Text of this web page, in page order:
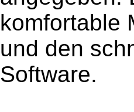
komfortable
und den
Software.